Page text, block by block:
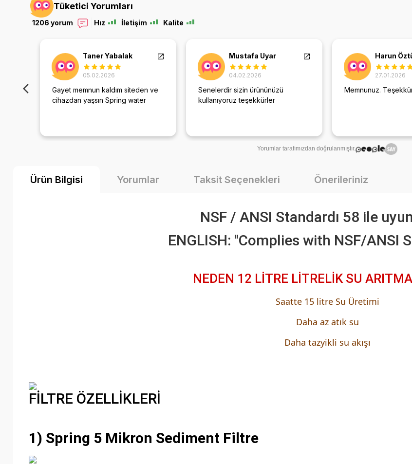
Tüketici Yorumları
1206 yorum Hız İletişim Kalite
Taner Yabalak
05.02.2026
Gayet memnun kaldım siteden ve
cihazdan yaşsın Spring water
Mustafa Uyar
04.02.2026
Senelerdir sizin ürününüzü
kullanıyoruz teşekkürler
Harun
27.01.2026
Memnunuz.
Yorumlar tarafımızdan doğrulanmıştır.
Ürün Bilgisi Yorumlar Taksit Seçenekleri Önerileriniz
NSF / ANSI Standardı 58 ile
ENGLISH: "Complies with NSF/ANSI
NEDEN 12 LİTRE LİTRELİK SU
Saatte 15 litre Su Üretimi
Daha az atık su
Daha tazyikli su akışı
FİLTRE ÖZELLİKLERİ
1) Spring 5 Mikron Sediment Filtre